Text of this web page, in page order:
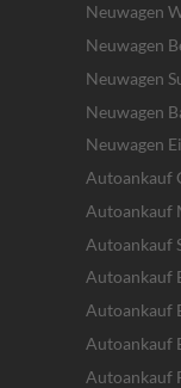
Neuwagen
Neuwagen
Neuwagen
Neuwagen
Neuwagen
Autoankauf
Autoankauf
Autoankauf
Autoankauf
Autoankauf
Autoankauf
Autoankauf